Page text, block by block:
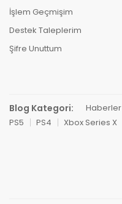
İşlem Geçmişim
Destek Taleplerim
Şifre Unuttum
Blog Kategori: Haberler
PS5
PS4 Xbox Series X